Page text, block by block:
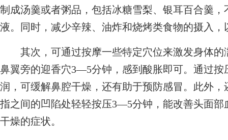
制成汤羹或者粥品，包括冰糖雪梨、银耳百合羹
液。同时，减少辛辣、油炸和烧烤类食物的摄入，
其次，可通过按摩一些特定穴位来激发身体的
鼻翼旁的迎香穴3—5分钟，感到酸胀即可。通过
润，可缓解鼻腔干燥，还有助于预防感冒。此外
指之间的凹陷处轻轻按压3—5分钟，能改善头面
干燥的症状。